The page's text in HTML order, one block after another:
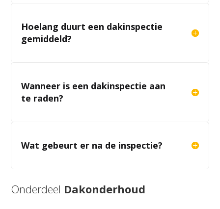
Hoelang duurt een dakinspectie
gemiddeld?
Wanneer is een dakinspectie aan
te raden?
Wat gebeurt er na de inspectie?
Onderdeel Dakonderhoud